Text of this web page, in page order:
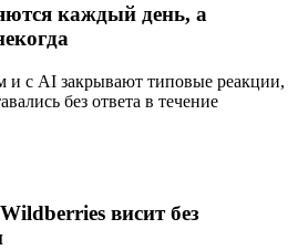
каждый день, а
и с AI закрывают типовые реакции,
без ответа в течение
висит без